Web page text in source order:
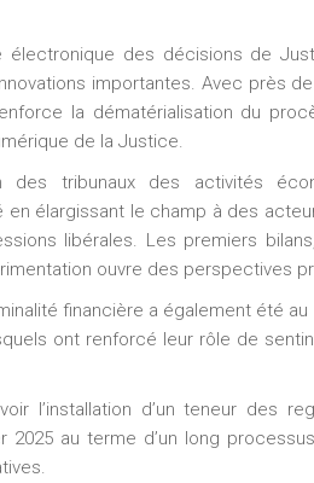
des décisions de
importantes. Avec près
la dématérialisation du
de la Justice.
des tribunaux des activités
en élargissant le champ à des
libérales. Les premiers
ouvre des perspectives
financière a également été
ont renforcé leur rôle de
l’installation d’un teneur des
2025 au terme d’un long